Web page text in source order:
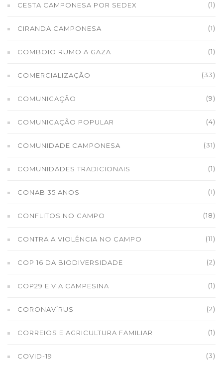
CESTA CAMPONESA POR SEDEX (1)
CIRANDA CAMPONESA (1)
COMBOIO RUMO A GAZA (1)
COMERCIALIZAÇÃO (33)
COMUNICAÇÃO (9)
COMUNICAÇÃO POPULAR (4)
COMUNIDADE CAMPONESA (31)
COMUNIDADES TRADICIONAIS (1)
CONAB 35 ANOS (1)
CONFLITOS NO CAMPO (18)
CONTRA A VIOLÊNCIA NO CAMPO (11)
COP 16 DA BIODIVERSIDADE (2)
COP29 E VIA CAMPESINA (1)
CORONAVÍRUS (2)
CORREIOS E AGRICULTURA FAMILIAR (1)
COVID-19 (3)